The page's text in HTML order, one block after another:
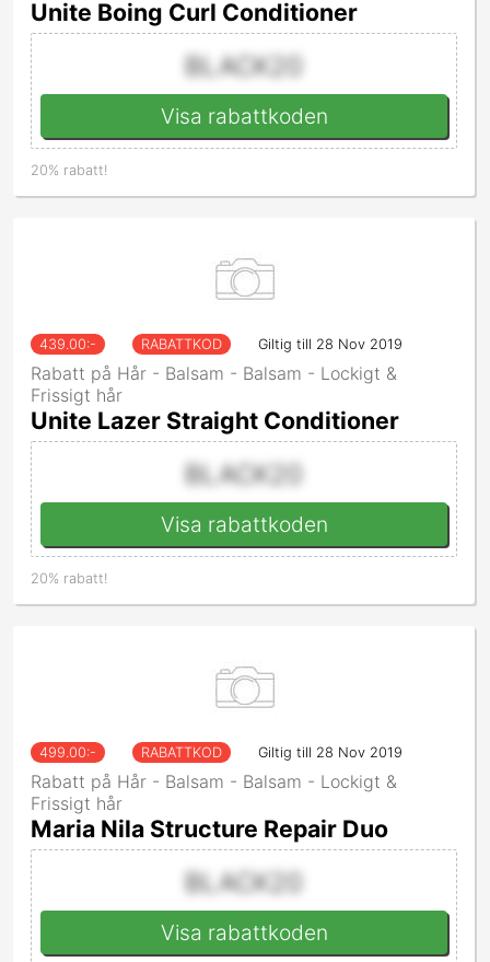
Unite Boing Curl Conditioner
BLACK20
Visa rabattkoden
20% rabatt!
439.00:- RABATTKOD Giltig till 28 Nov 2019
Rabatt på Hår - Balsam - Balsam - Lockigt &
Frissigt hår
Unite Lazer Straight Conditioner
BLACK20
Visa rabattkoden
20% rabatt!
499.00:- RABATTKOD Giltig till 28 Nov 2019
Rabatt på Hår - Balsam - Balsam - Lockigt &
Frissigt hår
Maria Nila Structure Repair Duo
BLACK20
Visa rabattkoden